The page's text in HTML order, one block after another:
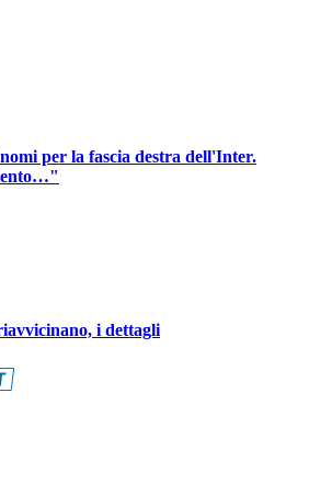
per la fascia destra dell'Inter.
lento…"
i dettagli